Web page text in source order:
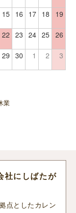
15 16 17 18 19
22 23 24 25 26
29 30 1 2 3
業
社にしばたが
点としたカレン